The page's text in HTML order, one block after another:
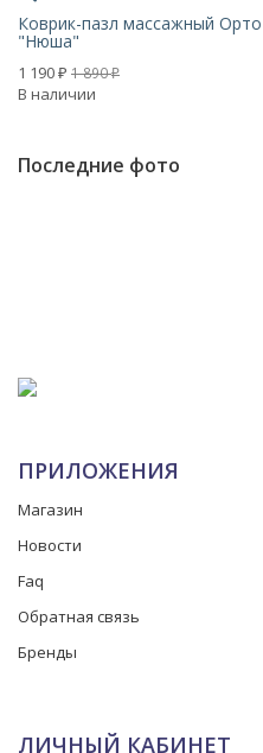
Коврик-пазл массажный
"Нюша"
1 190 ₽ 1 890₽
В наличии
Последние фото
ПРИЛОЖЕНИЯ
Магазин
Новости
Faq
Обратная связь
Бренды
ЛИЧНЫЙ КАБИНЕТ